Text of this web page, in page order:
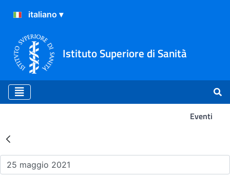
Istituto Superiore di Sanità
Eventi
Risultati della Ricerca -